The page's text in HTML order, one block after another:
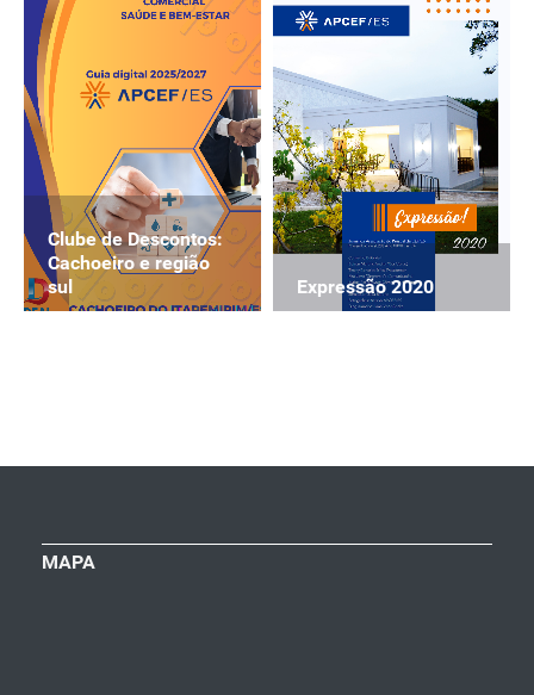
Clube de Descontos:
Cachoeiro e região
sul
Expressão 2020
MAPA